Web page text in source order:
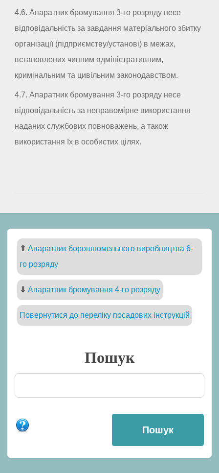
4.6. Апаратник бромування 3-го розряду несе
відповідальність за завдання матеріального збитку
організації (підприємству/установі) в межах,
встановлених чинним адміністративним,
кримінальним та цивільним законодавством.
4.7. Апаратник бромування 3-го розряду несе
відповідальність за неправомірне використання
наданих службових повноважень, а також
використання їх в особистих цілях.
⇑ Апаратник борошномельного виробництва 6-
го розряду
⇓ Апаратник бромування 4-го розряду
Повернутися до переліку посадових інструкцій
Пошук